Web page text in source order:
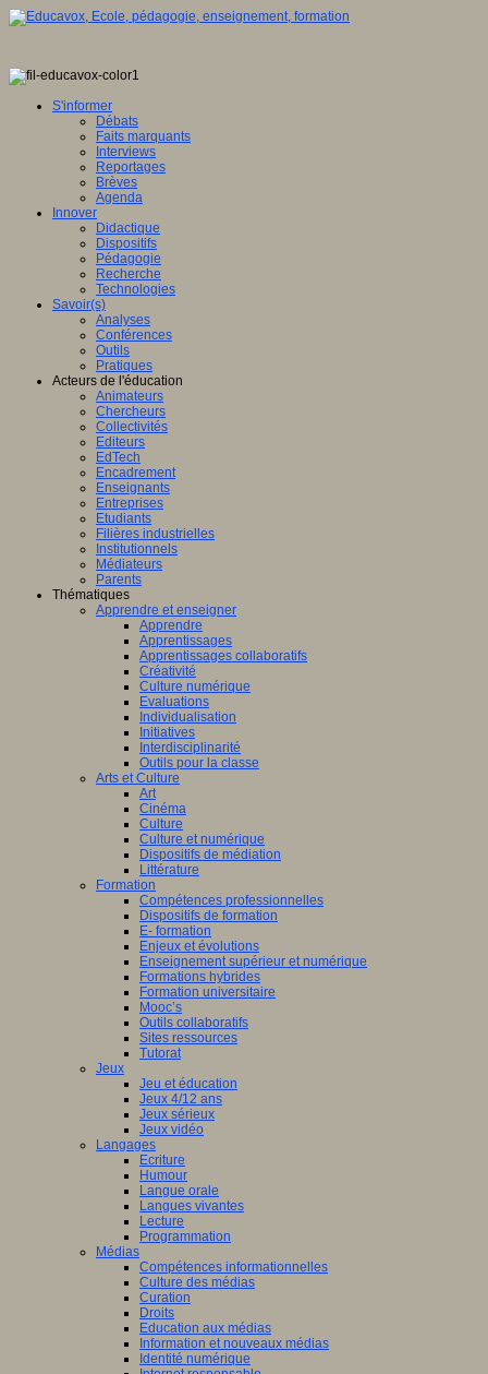
S'informer
Débats
Faits marquants
Interviews
Reportages
Brèves
Agenda
Innover
Didactique
Dispositifs
Pédagogie
Recherche
Technologies
Savoir(s)
Analyses
Conférences
Outils
Pratiques
Acteurs de l'éducation
Animateurs
Chercheurs
Collectivités
Editeurs
EdTech
Encadrement
Enseignants
Entreprises
Etudiants
Filières industrielles
Institutionnels
Médiateurs
Parents
Thématiques
Apprendre et enseigner
Apprendre
Apprentissages
Apprentissages collaboratifs
Créativité
Culture numérique
Evaluations
Individualisation
Initiatives
Interdisciplinarité
Outils pour la classe
Arts et Culture
Art
Cinéma
Culture
Culture et numérique
Dispositifs de médiation
Littérature
Formation
Compétences professionnelles
Dispositifs de formation
E- formation
Enjeux et évolutions
Enseignement supérieur et numérique
Formations hybrides
Formation universitaire
Mooc’s
Outils collaboratifs
Sites ressources
Tutorat
Jeux
Jeu et éducation
Jeux 4/12 ans
Jeux sérieux
Jeux vidéo
Langages
Ecriture
Humour
Langue orale
Langues vivantes
Lecture
Programmation
Médias
Compétences informationnelles
Culture des médias
Curation
Droits
Education aux médias
Information et nouveaux médias
Identité numérique